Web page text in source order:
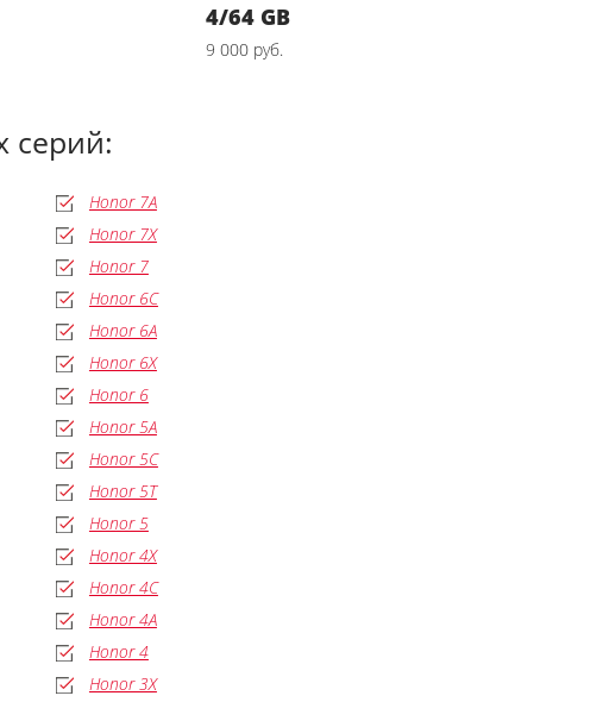
4/64 GB
9 000 руб.
серий:
Honor 7A
Honor 7X
Honor 7
Honor 6C
Honor 6A
Honor 6X
Honor 6
Honor 5A
Honor 5C
Honor 5T
Honor 5
Honor 4X
Honor 4C
Honor 4A
Honor 4
Honor 3X